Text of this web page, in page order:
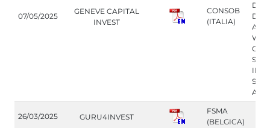
07/05/2025
GENEVE CAPITAL
INVEST
CONSOB
(ITALIA)
DE
A
SIN
26/03/2025 GURU4INVEST
FSMA
(BELGICA)